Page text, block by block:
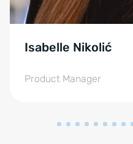
Isabelle Nikolić
Product Manager